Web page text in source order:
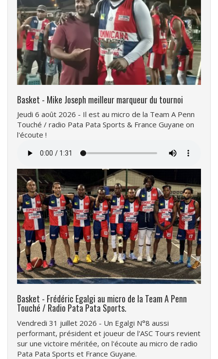
Basket - Mike Joseph meilleur marqueur du tournoi
Jeudi 6 août 2026 - Il est au micro de la Team A Penn
Touché / radio Pata Pata Sports & France Guyane on
l'écoute !
audio
Basket - Frédéric Egalgi au micro de la Team A Penn
Touché / Radio Pata Pata Sports.
Vendredi 31 juillet 2026 - Un Egalgi N°8 aussi
performant, président et joueur de l'ASC Tours revient
sur une victoire méritée, on l'écoute au micro de radio
Pata Pata Sports et France Guyane.